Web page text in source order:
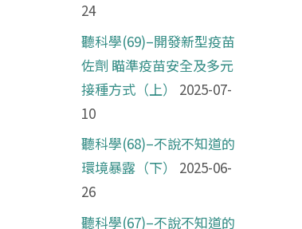
24
聽科學(69)–開發新型疫苗
佐劑 瞄準疫苗安全及多元
接種方式（上）
2025-07-
10
聽科學(68)–不說不知道的
環境暴露（下）
2025-06-
26
聽科學(67)–不說不知道的